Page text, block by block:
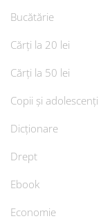
Bucătărie
Cărți la 20 lei
Cărți la 50 lei
Copii și adolescenți
Dicționare
Drept
Ebook
Economie